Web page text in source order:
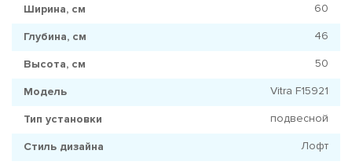
Ширина, см 60
Глубина, см 46
Высота, см 50
Модель Vitra F15921
Тип установки подвесной
Стиль дизайна Лофт